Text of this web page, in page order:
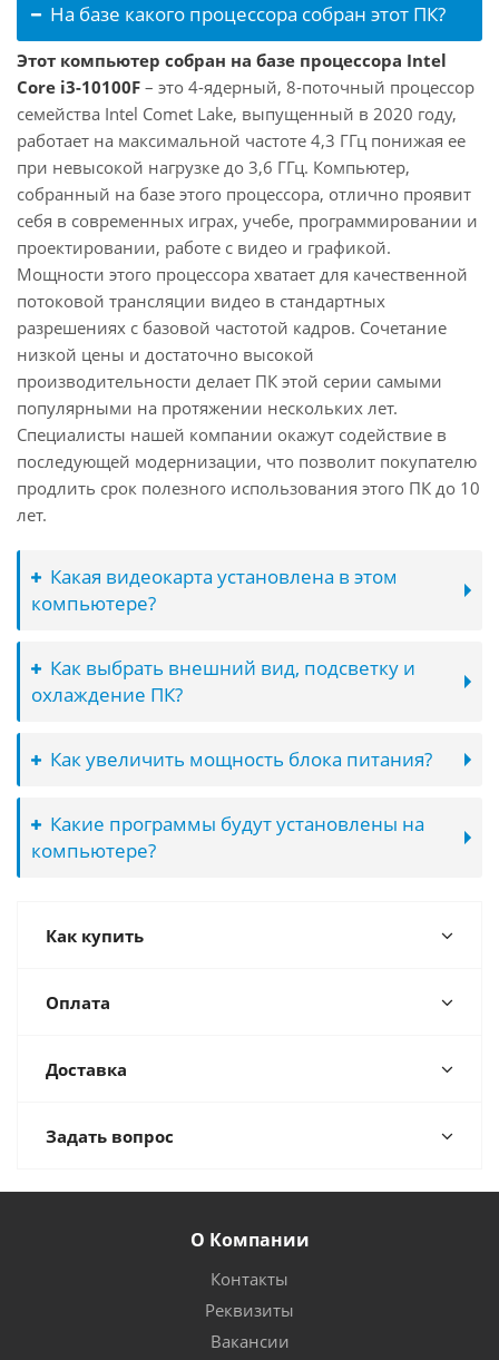
На базе какого процессора собран этот ПК?
Этот компьютер собран на базе процессора Intel
Core i3-10100F – это 4-ядерный, 8-поточный процессор
семейства Intel Comet Lake, выпущенный в 2020 году,
работает на максимальной частоте 4,3 ГГц понижая ее
при невысокой нагрузке до 3,6 ГГц. Компьютер,
собранный на базе этого процессора, отлично проявит
себя в современных играх, учебе, программировании и
проектировании, работе с видео и графикой.
Мощности этого процессора хватает для качественной
потоковой трансляции видео в стандартных
разрешениях с базовой частотой кадров. Сочетание
низкой цены и достаточно высокой
производительности делает ПК этой серии самыми
популярными на протяжении нескольких лет.
Специалисты нашей компании окажут содействие в
последующей модернизации, что позволит покупателю
продлить срок полезного использования этого ПК до 10
лет.
Какая видеокарта установлена в этом
компьютере?
Как выбрать внешний вид, подсветку и
охлаждение ПК?
Как увеличить мощность блока питания?
Какие программы будут установлены на
компьютере?
Как купить
Оплата
Доставка
Задать вопрос
О Компании
Контакты
Реквизиты
Вакансии